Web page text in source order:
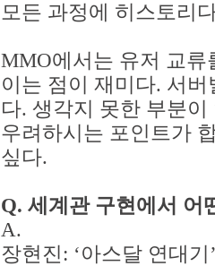
모든 과정에 히스토리
MMO에서는 유저 교류
이는 점이 재미다. 서
다. 생각지 못한 부분
우려하시는 포인트가
싶다.
Q. 세계관 구현에서 어
A.
장현진: ‘아스달 연대